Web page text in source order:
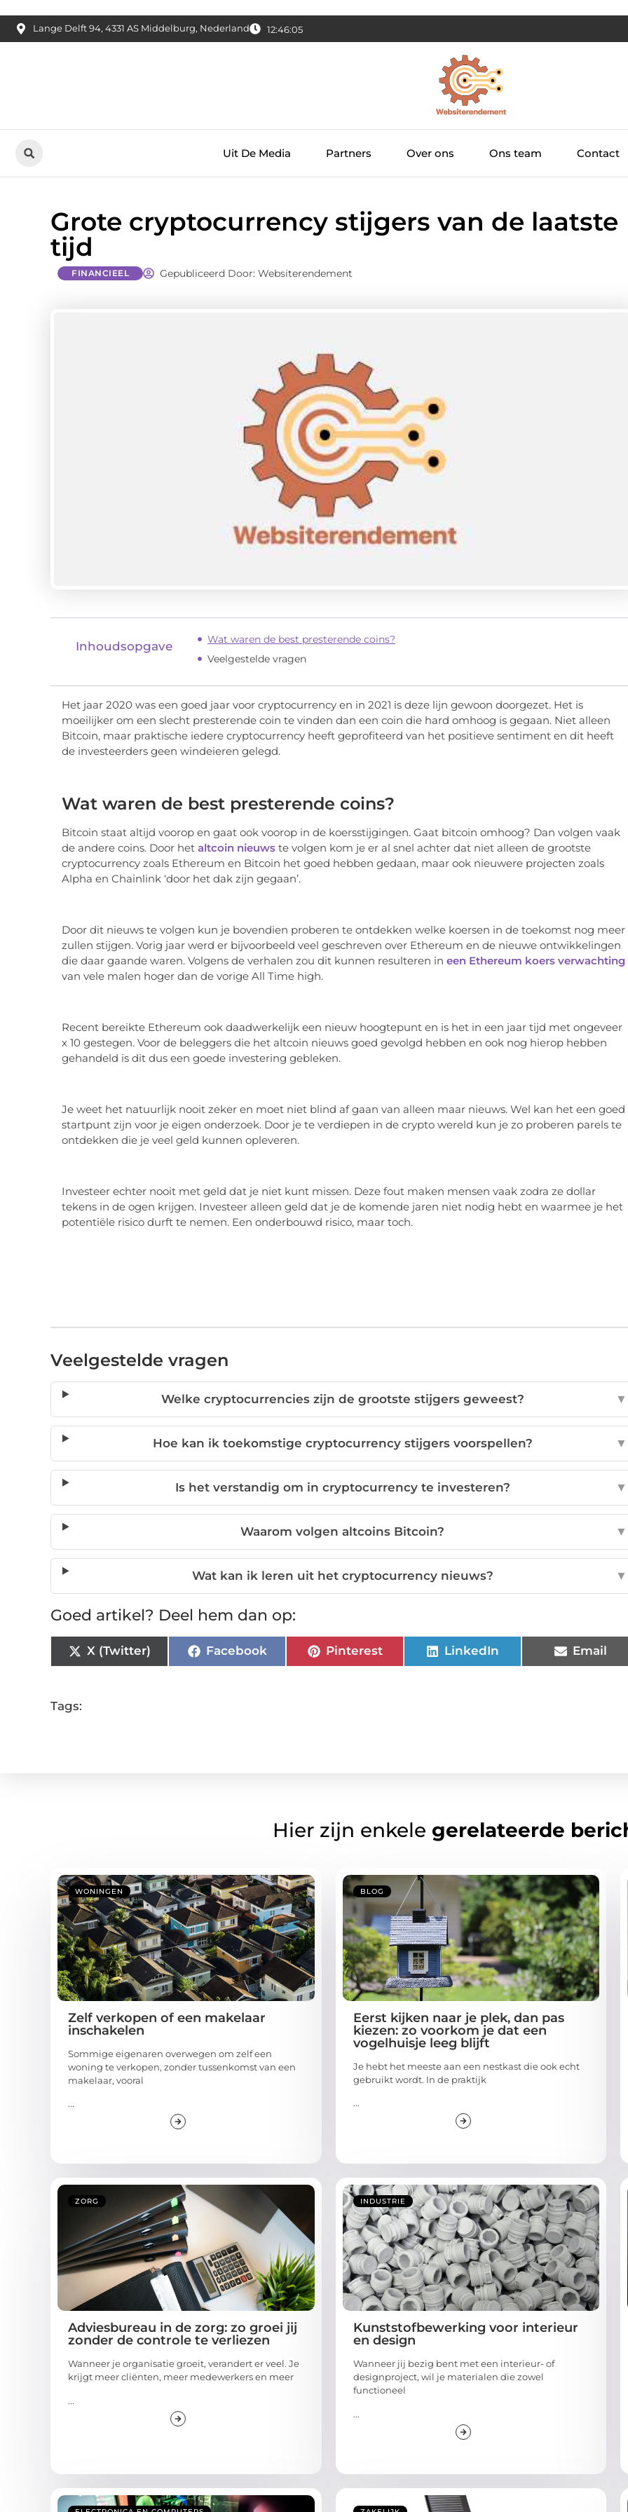
Lange Delft 94, 4331 AS Middelburg, Nederland 12:46:06
Grote cryptocurrency stijgers van de laatste
tijd
FINANCIEEL Gepubliceerd Door: Websiterendement
Inhoudsopgave
Wat waren de best presterende coins?
Veelgestelde vragen
Het jaar 2020 was een goed jaar voor cryptocurrency en in 2021 is deze lijn gewoon doorgezet. Het is
moeilijker om een slecht presterende coin te vinden dan een coin die hard omhoog is gegaan. Niet alleen
Bitcoin, maar praktische iedere cryptocurrency heeft geprofiteerd van het positieve sentiment en dit heeft
de investeerders geen windeieren gelegd.
Wat waren de best presterende coins?
Bitcoin staat altijd voorop en gaat ook voorop in de koersstijgingen. Gaat bitcoin omhoog? Dan volgen vaak
de andere coins. Door het altcoin nieuws te volgen kom je er al snel achter dat niet alleen de grootste
cryptocurrency zoals Ethereum en Bitcoin het goed hebben gedaan, maar ook nieuwere projecten zoals
Alpha en Chainlink ‘door het dak zijn gegaan’.
Door dit nieuws te volgen kun je bovendien proberen te ontdekken welke koersen in de toekomst nog meer
zullen stijgen. Vorig jaar werd er bijvoorbeeld veel geschreven over Ethereum en de nieuwe ontwikkelingen
die daar gaande waren. Volgens de verhalen zou dit kunnen resulteren in een Ethereum koers verwachting
van vele malen hoger dan de vorige All Time high.
Recent bereikte Ethereum ook daadwerkelijk een nieuw hoogtepunt en is het in een jaar tijd met ongeveer
x 10 gestegen. Voor de beleggers die het altcoin nieuws goed gevolgd hebben en ook nog hierop hebben
gehandeld is dit dus een goede investering gebleken.
Je weet het natuurlijk nooit zeker en moet niet blind af gaan van alleen maar nieuws. Wel kan het een goed
startpunt zijn voor je eigen onderzoek. Door je te verdiepen in de crypto wereld kun je zo proberen parels te
ontdekken die je veel geld kunnen opleveren.
Investeer echter nooit met geld dat je niet kunt missen. Deze fout maken mensen vaak zodra ze dollar
tekens in de ogen krijgen. Investeer alleen geld dat je de komende jaren niet nodig hebt en waarmee je het
potentiële risico durft te nemen. Een onderbouwd risico, maar toch.
Veelgestelde vragen
Welke cryptocurrencies zijn de grootste stijgers geweest? ▼
Hoe kan ik toekomstige cryptocurrency stijgers voorspellen? ▼
Is het verstandig om in cryptocurrency te investeren? ▼
Waarom volgen altcoins Bitcoin? ▼
Wat kan ik leren uit het cryptocurrency nieuws? ▼
Goed artikel? Deel hem dan op:
X (Twitter) Facebook Pinterest LinkedIn Email
Tags:
Hier zijn enkele gerelateerde
WONINGEN
Zelf verkopen of een makelaar
inschakelen
Sommige eigenaren overwegen om zelf een
woning te verkopen, zonder tussenkomst van een
makelaar, vooral
...
BLOG
Eerst kijken naar je plek, dan pas
kiezen: zo voorkom je dat een
vogelhuisje leeg blijft
Je hebt het meeste aan een nestkast die ook echt
gebruikt wordt. In de praktijk
...
ZORG
Adviesbureau in de zorg: zo groei jij
zonder de controle te verliezen
Wanneer je organisatie groeit, verandert er veel. Je
krijgt meer cliënten, meer medewerkers en meer
...
INDUSTRIE
Kunststofbewerking voor interieur
en design
Wanneer jij bezig bent met een interieur- of
designproject, wil je materialen die zowel
functioneel
...